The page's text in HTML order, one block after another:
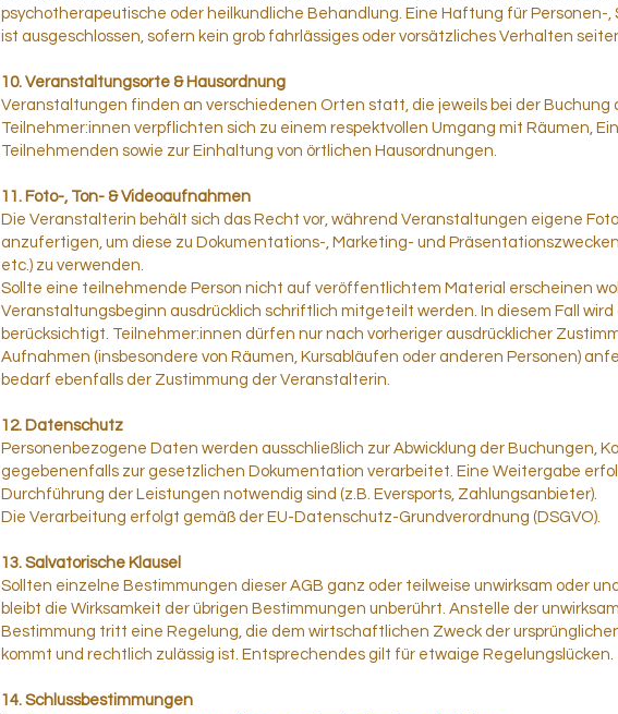
psychotherapeutische oder heilkundliche Behandlung. Eine Haftung für Personen-
ist ausgeschlossen, sofern kein grob fahrlässiges oder vorsätzliches Verhalten
10. Veranstaltungsorte & Hausordnung
Veranstaltungen finden an verschiedenen Orten statt, die jeweils bei der Buchung
Teilnehmer:innen verpflichten sich zu einem respektvollen Umgang mit Räumen,
Teilnehmenden sowie zur Einhaltung von örtlichen Hausordnungen.
11. Foto-, Ton- & Videoaufnahmen
Die Veranstalterin behält sich das Recht vor, während Veranstaltungen eigene
anzufertigen, um diese zu Dokumentations-, Marketing- und
etc.) zu verwenden.
Sollte eine teilnehmende Person nicht auf veröffentlichtem Material erscheinen
Veranstaltungsbeginn ausdrücklich schriftlich mitgeteilt werden. In diesem Fall
berücksichtigt. Teilnehmer:innen dürfen nur nach vorheriger ausdrücklicher
Aufnahmen (insbesondere von Räumen, Kursabläufen oder anderen Personen)
bedarf ebenfalls der Zustimmung der Veranstalterin.
12. Datenschutz
Personenbezogene Daten werden ausschließlich zur Abwicklung der Buchungen,
gegebenenfalls zur gesetzlichen Dokumentation verarbeitet. Eine Weitergabe
Durchführung der Leistungen notwendig sind (z.B. Eversports, Zahlungsanbieter).
Die Verarbeitung erfolgt gemäß der EU-Datenschutz-Grundverordnung (DSGVO).
13. Salvatorische Klausel
Sollten einzelne Bestimmungen dieser AGB ganz oder teilweise unwirksam oder
bleibt die Wirksamkeit der übrigen Bestimmungen unberührt. Anstelle der
Bestimmung tritt eine Regelung, die dem wirtschaftlichen Zweck der
kommt und rechtlich zulässig ist. Entsprechendes gilt für etwaige Regelungslücken.
14. Schlussbestimmungen